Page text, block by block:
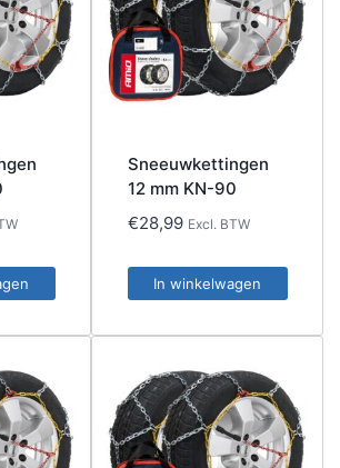
Sneeuwkettingen
12 mm KN-90
€28,99 Excl. BTW
In winkelwagen